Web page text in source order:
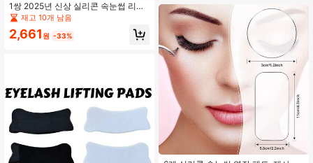
1쌍 2025년 신상 실리콘 속눈썹 리프
팅 패드 속눈썹 펌 도구, 속눈썹 리프
팅 로드 메이크업 뷰티 도구, 재사용
가능한 속눈썹 리프팅 보호 패드 (화이
재고 10개 남음
2,661 원 -33%